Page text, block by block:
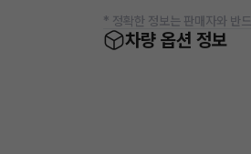
* 정확한 정보는 판매자와 반
차량 옵션 정보